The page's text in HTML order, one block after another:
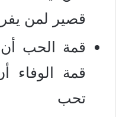
قصير لمن
قمة الحب
قمة
تحب